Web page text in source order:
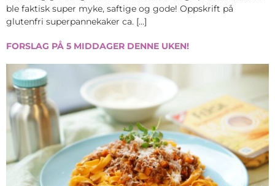
ble faktisk super myke, saftige og gode! Oppskrift på
glutenfri superpannekaker ca. […]
FORSLAG PÅ 5 MIDDAGER DENNE UKEN!